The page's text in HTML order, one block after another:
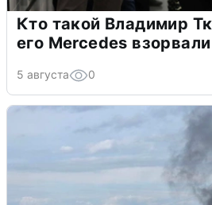
Кто такой Владимир
его Mercedes взорвали
5 августа 0